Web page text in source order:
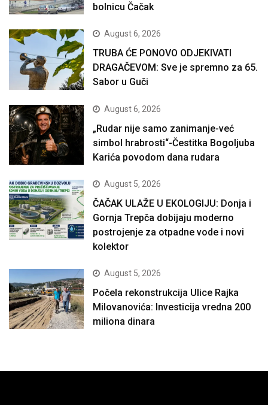
bolnicu Čačak
August 6, 2026
TRUBA ĆE PONOVO ODJEKIVATI
DRAGAČEVOM: Sve je spremno za 65.
Sabor u Guči
August 6, 2026
„Rudar nije samo zanimanje-već
simbol hrabrosti“-Čestitka Bogoljuba
Karića povodom dana rudara
August 5, 2026
ČAČAK ULAŽE U EKOLOGIJU: Donja i
Gornja Trepča dobijaju moderno
postrojenje za otpadne vode i novi
kolektor
August 5, 2026
Počela rekonstrukcija Ulice Rajka
Milovanovića: Investicija vredna 200
miliona dinara